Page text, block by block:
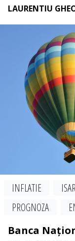
LAURENTIU
INFLATIE
PROGNOZA
Banca